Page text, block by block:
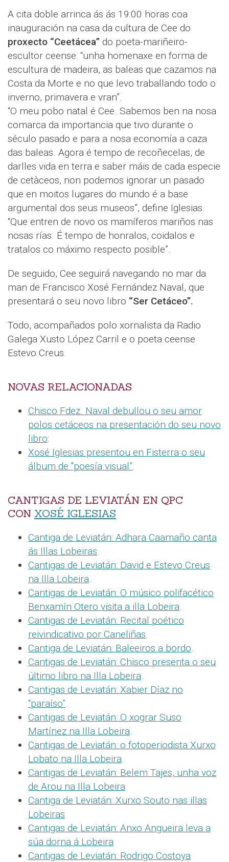
A cita doble arrinca ás ás 19:00 horas coa
inauguración na casa da cultura de Cee do
proxecto “Ceetácea” do poeta-mariñeiro-
escultor ceense: “unha homenaxe en forma de
escultura de madeira, as baleas que cazamos na
Costa da Morte e no que levo traballando todo o
inverno, primavera e vran”.
“O meu pobo natal é Cee. Sabemos ben na nosa
comarca da importancia que tivo durante o
século pasado e para a nosa economía a caza
das baleas. Agora é tempo de recoñecelas, de
darlles vida en terra e saber máis de cada especie
de cetàceos, non podemos ignorar un pasado
que en moitos lugares do mundo é a base
argumental dos seus museos”, define Iglesias.
“Que entren de novo os mamíferos mariños nas
nosas rías. É tempo de honralos, coidalos e
tratalos co máximo respecto posible”.
De seguido, Cee seguirá navegando no mar da
man de Francisco Xosé Fernández Naval, que
presentará o seu novo libro “Ser Cetáceo”.
Todo, acompañados polo xornalista da Radio
Galega Xusto López Carril e o poeta ceense
Estevo Creus.
NOVAS RELACIONADAS
Chisco Fdez. Naval debullou o seu amor
polos cetáceos na presentación do seu novo
libro:
Xosé Iglesias presentou en Fisterra o seu
álbum de "poesía visual”.
CANTIGAS DE LEVIATÁN EN QPC
CON XOSÉ IGLESIAS
Cantiga de Leviatán: Adhara Caamaño canta
ás Illas Lobeiras.
Cantigas de Leviatán: David e Estevo Creus
na Illa Lobeira.
Cantigas de Leviatán: O músico polifacético
Benxamín Otero visita a illa Lobeira.
Cantigas de Leviatán: Recital poético
reivindicativo por Caneliñas.
Cantiga de Leviatán: Baleeiros a bordo.
Cantigas de Leviatán: Chisco presenta o seu
último libro na Illa Lobeira.
Cantigas de Leviatán: Xabier Díaz no
“paraíso”.
Cantigas de Leviatán: O xograr Suso
Martínez na Illa Lobeira.
Cantigas de Leviatán: o fotoperiodista Xurxo
Lobato na Illa Lobeira.
Cantigas de Leviatán: Belem Tajes, unha voz
de Arou na Illa Lobeira
Cantiga de Leviatán: Xurxo Souto nas illas
Lobeiras
Cantigas de Leviatán: Anxo Angueira leva a
súa dorna á Lobeira
Cantigas de Leviatán: Rodrigo Costoya